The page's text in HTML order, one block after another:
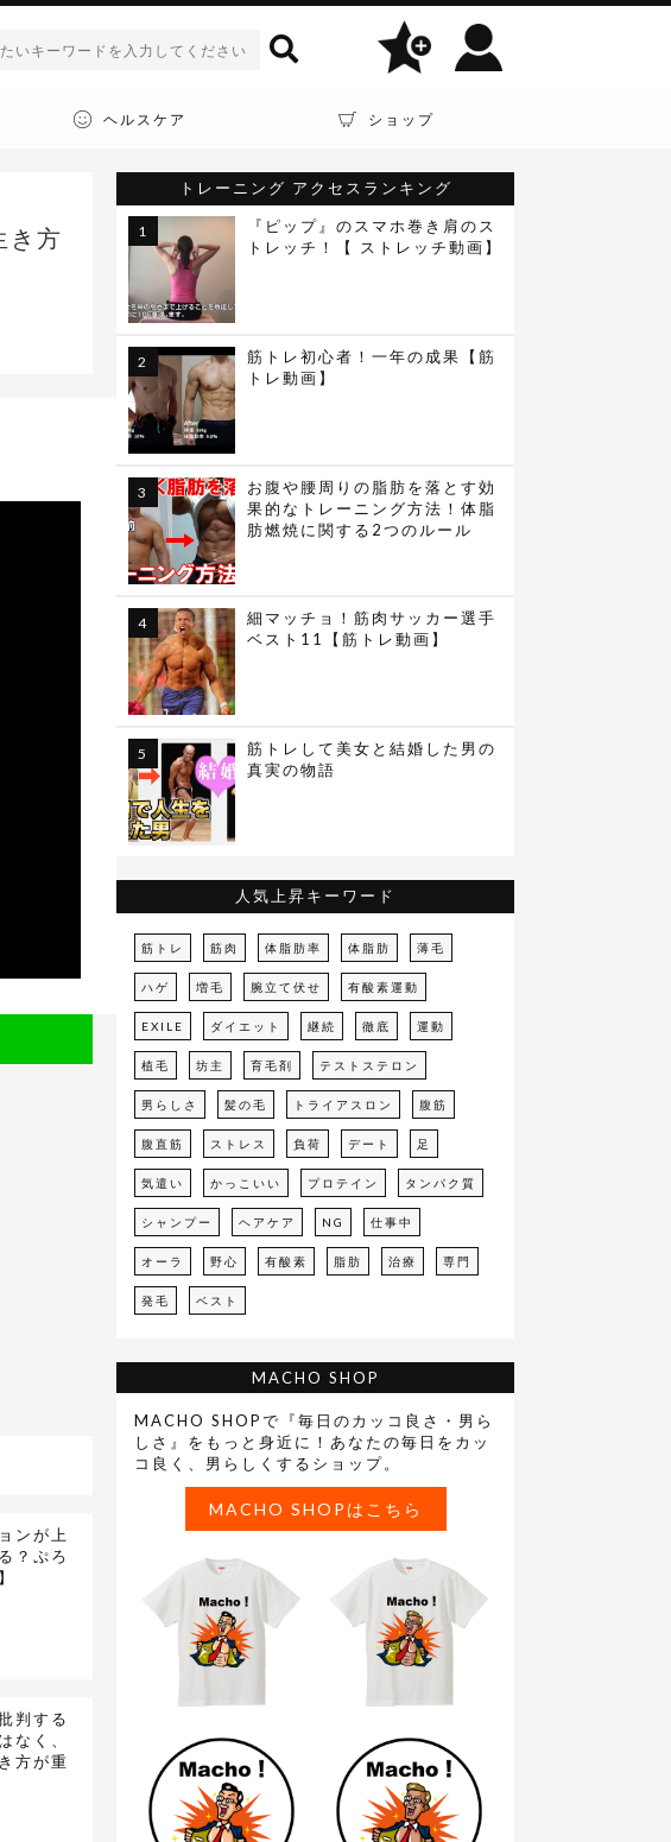
ヘルスケア ショップ
き方
ンが上
？ぷろ
判する
なく、
方が重
トレーニング アクセスランキング
『ピップ』のスマホ巻き肩のス
トレッチ！【 ストレッチ動画】
筋トレ初心者！一年の成果【筋
トレ動画】
お腹や腰周りの脂肪を落とす効
果的なトレーニング方法！体脂
肪燃焼に関する2つのルール
細マッチョ！筋肉サッカー選手
ベスト11【筋トレ動画】
筋トレして美女と結婚した男の
真実の物語
人気上昇キーワード
筋トレ 筋肉 体脂肪率 体脂肪 薄毛
ハゲ 増毛 腕立て伏せ 有酸素運動
EXILE ダイエット 継続 徹底 運動
植毛 坊主 育毛剤 テストステロン
男らしさ 髪の毛 トライアスロン 腹筋
腹直筋 ストレス 負荷 デート 足
気遣い かっこいい プロテイン タンパク質
シャンプー ヘアケア NG 仕事中
オーラ 野心 有酸素 脂肪 治療 専門
発毛 ベスト
MACHO SHOP
MACHO SHOPで『毎日のカッコ良さ・男ら
しさ』をもっと身近に！あなたの毎日をカッ
コ良く、男らしくするショップ。
MACHO SHOPはこちら